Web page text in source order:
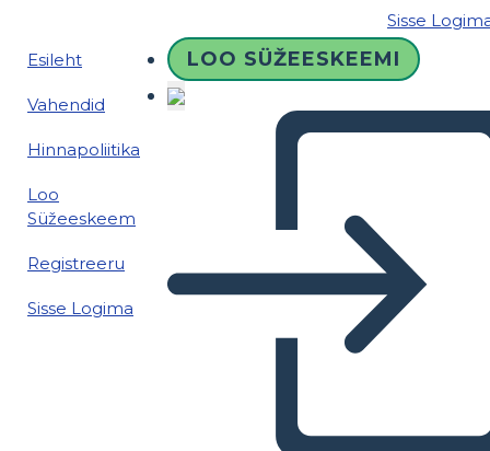
Sisse
Esileht
Vahendid
Hinnapoliitika
Loo
Süžeeskeem
Registreeru
Sisse Logima
LOO SÜŽEESKEEMI